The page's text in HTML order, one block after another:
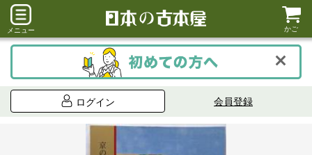
メニュー かご
ログイン 会員登録